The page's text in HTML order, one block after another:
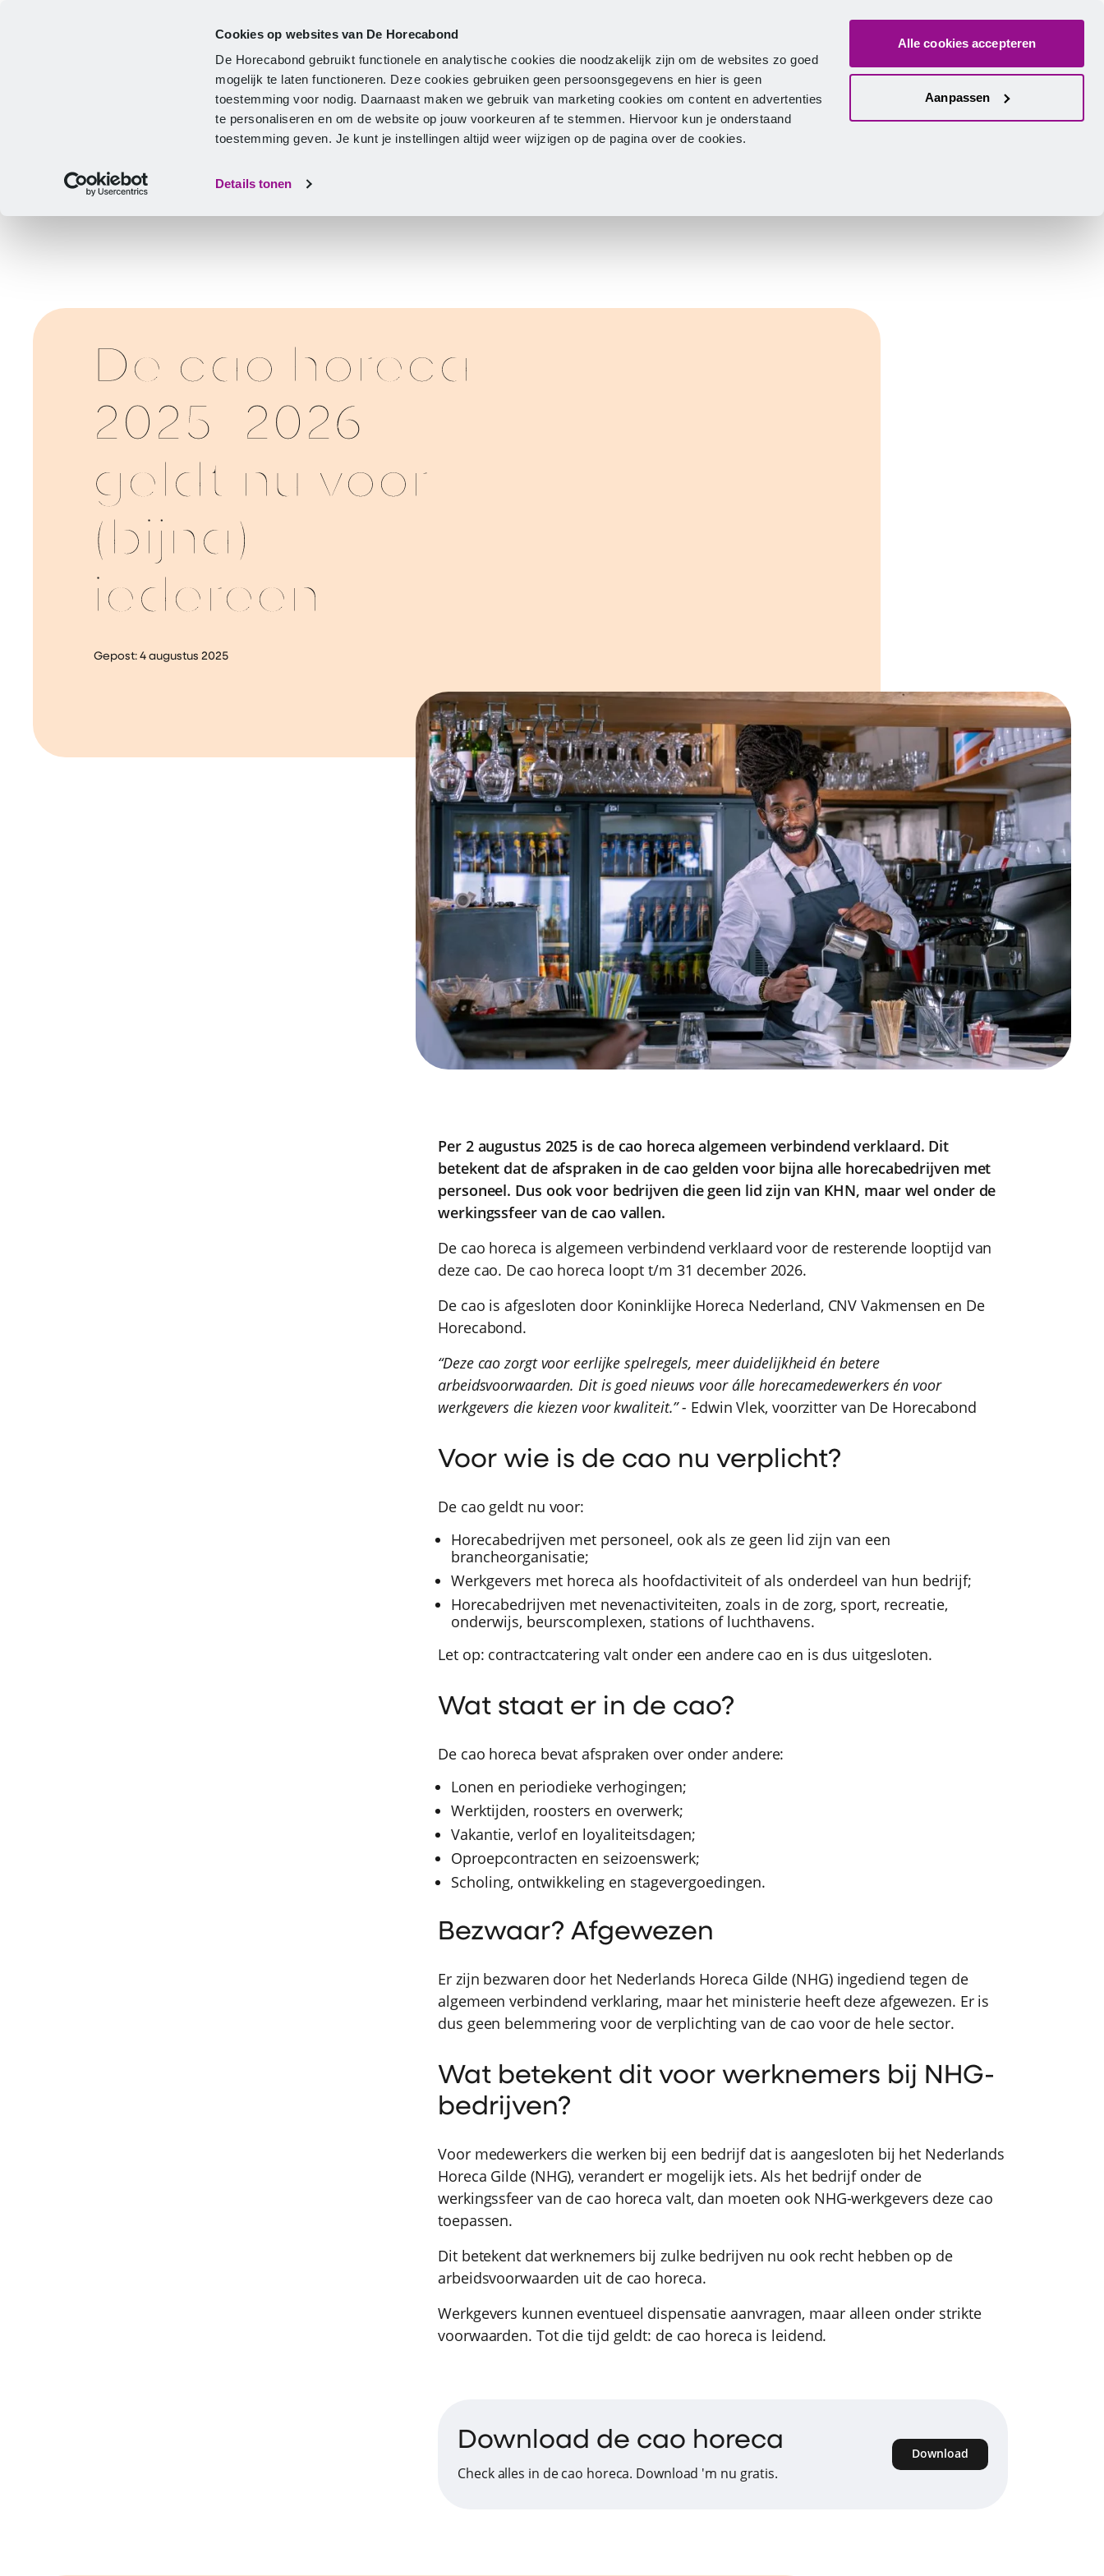
Cookies op websites van De Horecabond
De Horecabond gebruikt functionele en analytische cookies die noodzakelijk zijn om de websites zo goed
mogelijk te laten functioneren. Deze cookies gebruiken geen persoonsgegevens en hier is geen
toestemming voor nodig. Daarnaast maken we gebruik van marketing cookies om content en advertenties
te personaliseren en om de website op jouw voorkeuren af te stemmen. Hiervoor kun je onderstaand
toestemming geven. Je kunt je instellingen altijd weer wijzigen op de pagina over de cookies.
Details tonen
Alle cookies accepteren
Aanpassen
Zoeken
De cao horeca
2025–2026
geldt nu voor
(bijna)
iedereen
Gepost: 4 augustus 2025
Per 2 augustus 2025 is de cao horeca algemeen verbindend verklaard. Dit
betekent dat de afspraken in de cao gelden voor bijna alle horecabedrijven met
personeel. Dus ook voor bedrijven die geen lid zijn van KHN, maar wel onder de
werkingssfeer van de cao vallen.
De cao horeca is algemeen verbindend verklaard voor de resterende looptijd van
deze cao. De cao horeca loopt t/m 31 december 2026.
De cao is afgesloten door Koninklijke Horeca Nederland, CNV Vakmensen en De
Horecabond.
“Deze cao zorgt voor eerlijke spelregels, meer duidelijkheid én betere
arbeidsvoorwaarden. Dit is goed nieuws voor álle horecamedewerkers én voor
werkgevers die kiezen voor kwaliteit.” - Edwin Vlek, voorzitter van De Horecabond
Voor wie is de cao nu verplicht?
De cao geldt nu voor:
Horecabedrijven met personeel, ook als ze geen lid zijn van een
brancheorganisatie;
Werkgevers met horeca als hoofdactiviteit of als onderdeel van hun bedrijf;
Horecabedrijven met nevenactiviteiten, zoals in de zorg, sport, recreatie,
onderwijs, beurscomplexen, stations of luchthavens.
Let op: contractcatering valt onder een andere cao en is dus uitgesloten.
Wat staat er in de cao?
De cao horeca bevat afspraken over onder andere:
Lonen en periodieke verhogingen;
Werktijden, roosters en overwerk;
Vakantie, verlof en loyaliteitsdagen;
Oproepcontracten en seizoenswerk;
Scholing, ontwikkeling en stagevergoedingen.
Bezwaar? Afgewezen
Er zijn bezwaren door het Nederlands Horeca Gilde (NHG) ingediend tegen de
algemeen verbindend verklaring, maar het ministerie heeft deze afgewezen. Er is
dus geen belemmering voor de verplichting van de cao voor de hele sector.
Wat betekent dit voor werknemers bij NHG-
bedrijven?
Voor medewerkers die werken bij een bedrijf dat is aangesloten bij het Nederlands
Horeca Gilde (NHG), verandert er mogelijk iets. Als het bedrijf onder de
werkingssfeer van de cao horeca valt, dan moeten ook NHG-werkgevers deze cao
toepassen.
Dit betekent dat werknemers bij zulke bedrijven nu ook recht hebben op de
arbeidsvoorwaarden uit de cao horeca.
Werkgevers kunnen eventueel dispensatie aanvragen, maar alleen onder strikte
voorwaarden. Tot die tijd geldt: de cao horeca is leidend.
Download de cao horeca
Check alles in de cao horeca. Download 'm nu gratis.
Download